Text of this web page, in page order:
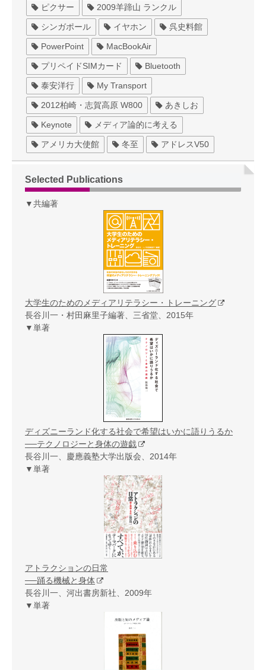
ピクサー 2009羊蹄山 ランクル
シンガポール イヤホン 呉史料館
PowerPoint MacBookAir
プリペイドSIMカード Bluetooth
泰安洋行 My Transport
2012柏崎・志賀高原 W800 あきしお
Keynote メディア論的に考える
アメリカ大使館 冬至 アドレスV50
Selected Publications
▼共編著
大学生のためのメディアリテラシー・トレーニング
長谷川一・村田麻里子編著、三省堂、2015年
▼単著
ディズニーランド化する社会で希望はいかに語りうるか
──テクノロジーと身体の遊戯
長谷川一、慶應義塾大学出版会、2014年
▼単著
アトラクションの日常
──踊る機械と身体
長谷川一、河出書房新社、2009年
▼単著